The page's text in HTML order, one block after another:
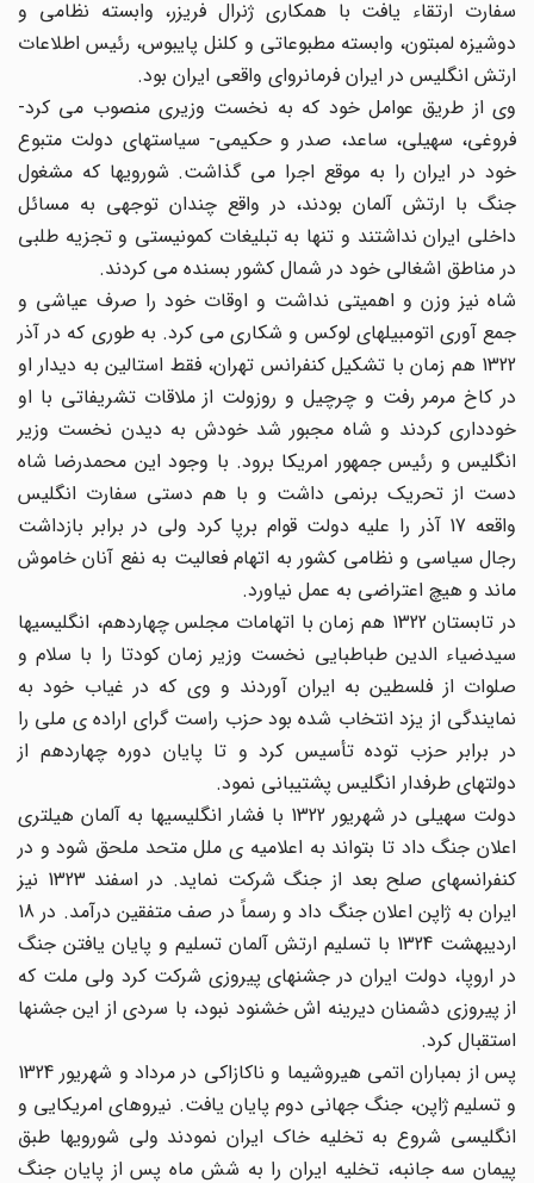
سفارت ارتقاء یافت با همکاری ژنرال فریزر، وابسته نظامی و
دوشیزه لمبتون، وابسته مطبوعاتی و کلنل پایبوس، رئیس اطلاعات
ارتش انگلیس در ایران فرمانروای واقعی ایران بود.
وی از طریق عوامل خود که به نخست وزیری منصوب می کرد-
فروغی، سهیلی، ساعد، صدر و حکیمی- سیاستهای دولت متبوع
خود در ایران را به موقع اجرا می گذاشت. شورویها که مشغول
جنگ با ارتش آلمان بودند، در واقع چندان توجهی به مسائل
داخلی ایران نداشتند و تنها به تبلیغات کمونیستی و تجزیه طلبی
در مناطق اشغالی خود در شمال کشور بسنده می کردند.
شاه نیز وزن و اهمیتی نداشت و اوقات خود را صرف عیاشی و
جمع آوری اتومبیلهای لوکس و شکاری می کرد. به طوری که در آذر
1322 هم زمان با تشکیل کنفرانس تهران، فقط استالین به دیدار او
در کاخ مرمر رفت و چرچیل و روزولت از ملاقات تشریفاتی با او
خودداری کردند و شاه مجبور شد خودش به دیدن نخست وزیر
انگلیس و رئیس جمهور امریکا برود. با وجود این محمدرضا شاه
دست از تحریک برنمی داشت و با هم دستی سفارت انگلیس
واقعه 17 آذر را علیه دولت قوام برپا کرد ولی در برابر بازداشت
رجال سیاسی و نظامی کشور به اتهام فعالیت به نفع آنان خاموش
ماند و هیچ اعتراضی به عمل نیاورد.
در تابستان 1322 هم زمان با اتهامات مجلس چهاردهم، انگلیسیها
سیدضیاء الدین طباطبایی نخست وزیر زمان کودتا را با سلام و
صلوات از فلسطین به ایران آوردند و وی که در غیاب خود به
نمایندگی از یزد انتخاب شده بود حزب راست گرای اراده ی ملی را
در برابر حزب توده تأسیس کرد و تا پایان دوره چهاردهم از
دولتهای طرفدار انگلیس پشتیبانی نمود.
دولت سهیلی در شهریور 1322 با فشار انگلیسیها به آلمان هیلتری
اعلان جنگ داد تا بتواند به اعلامیه ی ملل متحد ملحق شود و در
کنفرانسهای صلح بعد از جنگ شرکت نماید. در اسفند 1323 نیز
ایران به ژاپن اعلان جنگ داد و رسماً در صف متفقین درآمد. در 18
اردیبهشت 1324 با تسلیم ارتش آلمان تسلیم و پایان یافتن جنگ
در اروپا، دولت ایران در جشنهای پیروزی شرکت کرد ولی ملت که
از پیروزی دشمنان دیرینه اش خشنود نبود، با سردی از این جشنها
استقبال کرد.
پس از بمباران اتمی هیروشیما و ناکازاکی در مرداد و شهریور 1324
و تسلیم ژاپن، جنگ جهانی دوم پایان یافت. نیروهای امریکایی و
انگلیسی شروع به تخلیه خاک ایران نمودند ولی شورویها طبق
پیمان سه جانبه، تخلیه ایران را به شش ماه پس از پایان جنگ